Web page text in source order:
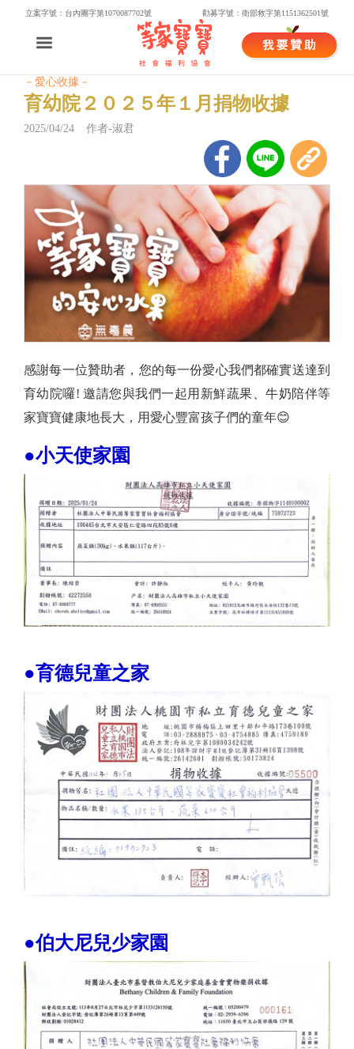
立案字號：台內團字第1070087702號 勸募字號：衛部救字第1151362501號
－愛心收據－
育幼院２０２５年１月捐物收據
2025/04/24 作者-淑君
感謝每一位贊助者，您的每一份愛心我們都確實送達到
育幼院囉! 邀請您與我們一起用新鮮蔬果、牛奶陪伴等
家寶寶健康地長大，用愛心豐富孩子們的童年😊
●小天使家園
●育德兒童之家
●伯大尼兒少家園